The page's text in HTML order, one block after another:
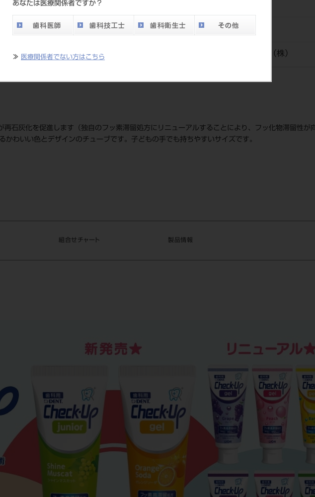
あなたは医療関係者ですか？
≫ 医療関係者でない方はこちら
発売日 2026/05/21
ライオン歯科材（株）
石灰化を促進します（独自のフッ素滞留処方にリニューアルすることにより、フッ化物滞留性が
わいい色とデザインのチューブです。子どもの手でも持ちやすいサイズです。
組合せチャート 製品情報